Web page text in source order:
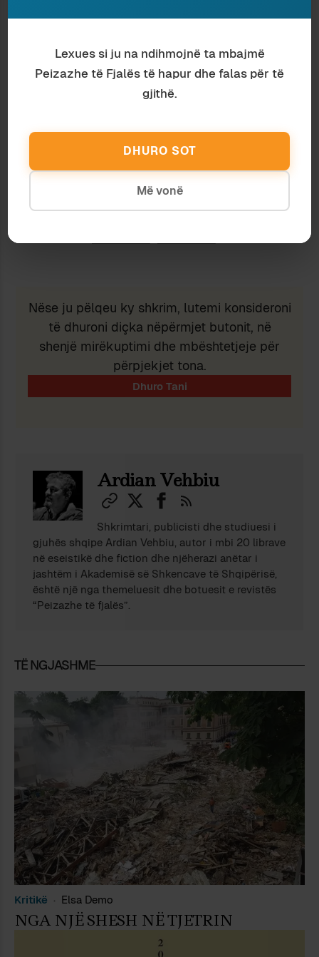
CENSURA NË SANREMO
Subscribe to get the latest posts sent to your email.
Subscribe
Nëse ju pëlqeu ky shkrim, lutemi konsideroni
të dhuroni diçka nëpërmjet butonit, në
shenjë mirëkuptimi dhe mbështetjeje për
përpjekjet tona.
Ardian Vehbiu
Shkrimtari, publicisti dhe studiuesi i
gjuhës shqipe Ardian Vehbiu, autor i mbi 20 librave
në eseistikë dhe fiction dhe njëherazi anëtar i
jashtëm i Akademisë së Shkencave të Shqipërisë,
është një nga themeluesit dhe botuesit e revistës
“Peizazhe të fjalës”.
TË NGJASHME
Kritikë Elsa Demo
NGA NJË SHESH NË TJETRIN
Lexues si ju na ndihmojnë ta mbajmë
Peizazhe të Fjalës të hapur dhe falas për të
gjithë.
DHURO SOT
Më vonë